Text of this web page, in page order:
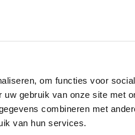
om functies voor
gebruik van onze site met
combineren met
van hun services.